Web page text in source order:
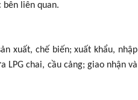
liên quan.
xuất, chế biến; xuất khẩu, nhập
LPG chai, cầu cảng; giao nhận và